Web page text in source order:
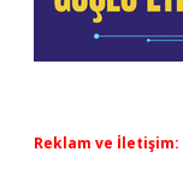
Reklam ve İletişim: